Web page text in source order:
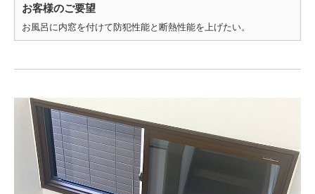
お客様のご要望
お風呂に内窓を付けて防犯性能と断熱性能を上げたい。